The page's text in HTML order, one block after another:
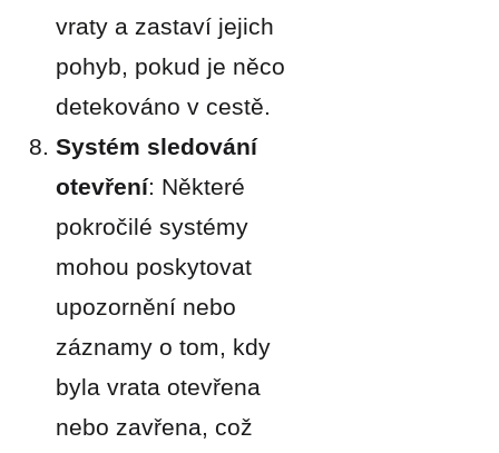
vraty a zastaví jejich
pohyb, pokud je něco
detekováno v cestě.
Systém sledování
otevření: Některé
pokročilé systémy
mohou poskytovat
upozornění nebo
záznamy o tom, kdy
byla vrata otevřena
nebo zavřena, což